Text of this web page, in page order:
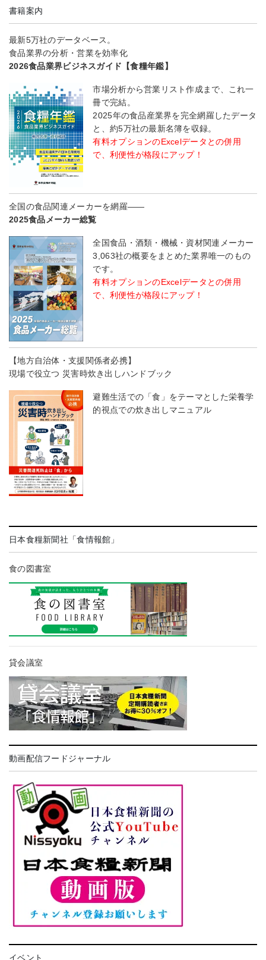
書籍案内
最新5万社のデータベース。
食品業界の分析・営業を効率化
2026食品業界ビジネスガイド【食糧年鑑】
市場分析から営業リスト作成まで、これ一
冊で完結。
2025年の食品産業界を完全網羅したデータ
と、約5万社の最新名簿を収録。
有料オプションのExcelデータとの併用
で、利便性が格段にアップ！
全国の食品関連メーカーを網羅――
2025食品メーカー総覧
全国食品・酒類・機械・資材関連メーカー
3,063社の概要をまとめた業界唯一のもの
です。
有料オプションのExcelデータとの併用
で、利便性が格段にアップ！
【地方自治体・支援関係者必携】
現場で役立つ 災害時炊き出しハンドブック
避難生活での「食」をテーマとした栄養学
的視点での炊き出しマニュアル
日本食糧新聞社「食情報館」
食の図書室
貸会議室
動画配信フードジャーナル
イベント